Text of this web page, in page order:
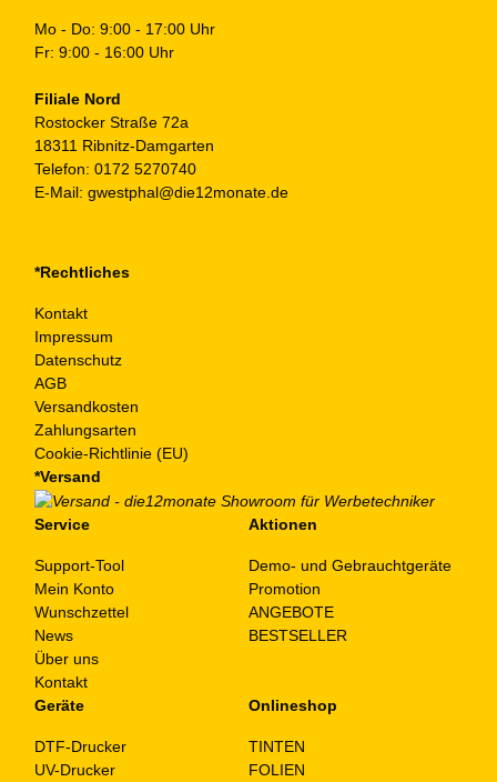
Mo - Do: 9:00 - 17:00 Uhr
Fr: 9:00 - 16:00 Uhr
Filiale Nord
Rostocker Straße 72a
18311 Ribnitz-Damgarten
Telefon: 0172 5270740
E-Mail: gwestphal@die12monate.de
*Rechtliches
Kontakt
Impressum
Datenschutz
AGB
Versandkosten
Zahlungsarten
Cookie-Richtlinie (EU)
*Versand
Service
Support-Tool
Mein Konto
Wunschzettel
News
Über uns
Kontakt
Aktionen
Demo- und Gebrauchtgeräte
Promotion
ANGEBOTE
BESTSELLER
Geräte
DTF-Drucker
UV-Drucker
Onlineshop
TINTEN
FOLIEN